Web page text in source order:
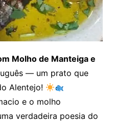
Molho de Manteiga e
— um prato que
Alentejo!
e o molho
verdadeira poesia do